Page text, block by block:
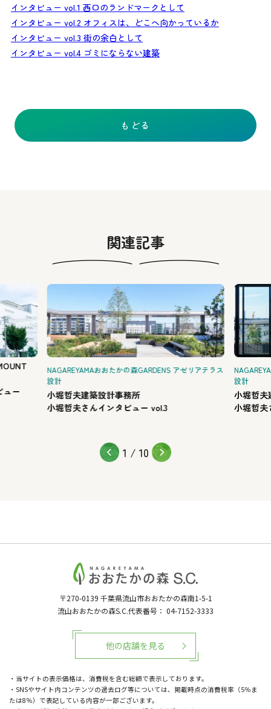
インタビュー vol.1 西口のランドマークとして
インタビュー vol.2 オフィスは、どこへ向かっているか
インタビュー vol.3 街の余白として
インタビュー vol.4 ゴミにならない建築
もどる
関連記事
ュー
NAGAREYAMAおおたかの森GARDENS アゼリアテラス
設計
小堀哲夫建築設計事務所
小堀哲夫さんインタビュー vol.3
設計
小堀哲夫
小堀哲夫
1 / 10
〒270-0139 千葉県流山市おおたかの森南1-5-1
流山おおたかの森S.C.代表番号： 04-7152-3333
・当サイトの表示価格は、消費税を含む総額で表示しております。
・SNSやサイト内コンテンツの過去ログ等については、掲載時点の消費税率（5％ま
たは8％）で表記している内容が一部ございます。
他の店舗を見る